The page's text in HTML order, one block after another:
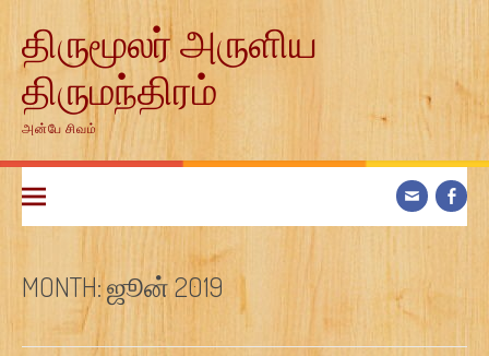
contentதிருமூலர் அருளிய
திருமந்திரம்
அன்பே சிவம்
MONTH:ஜூன் 2019